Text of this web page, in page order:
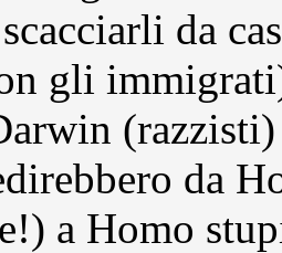
da
gli
(razzisti)
da
a Homo